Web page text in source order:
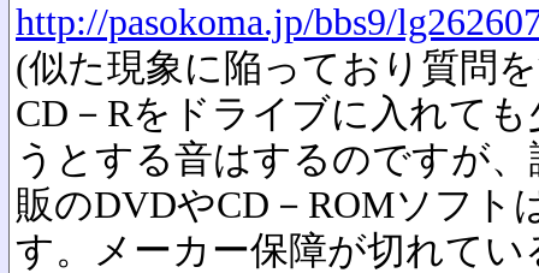
http://pasokoma.jp/bbs9/
(似た現象に陥っており質問
CD－Rをドライブに入れて
うとする音はするのですが
販のDVDやCD－ROMソフト
す。メーカー保障が切れて